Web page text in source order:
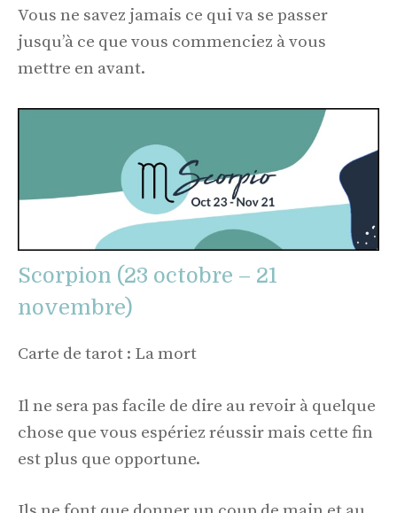
Vous ne savez jamais ce qui va se passer
jusqu’à ce que vous commenciez à vous
mettre en avant.
Scorpion (23 octobre – 21
novembre)
Carte de tarot : La mort
Il ne sera pas facile de dire au revoir à quelque
chose que vous espériez réussir mais cette fin
est plus que opportune.